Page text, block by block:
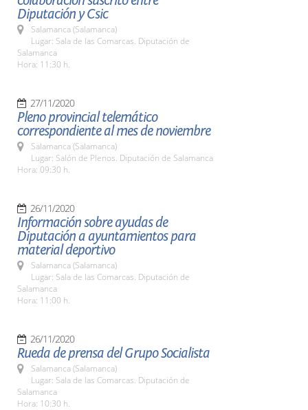
Diputación y Csic
Salamanca (Salamanca)
Lugar: Sala de las Comarcas. Diputación de
Salamanca
Hora: 11:30 h.
27/11/2020
Pleno provincial telemático
correspondiente al mes de noviembre
Salamanca (Salamanca)
Lugar: Salón de Plenos. Diputación de Salamanca
Hora: 09:30 h.
26/11/2020
Información sobre ayudas de
Diputación a ayuntamientos para
material deportivo
Salamanca (Salamanca)
Lugar: Sala de las Comarcas. Diputación de
Salamanca
Hora: 11:00 h.
26/11/2020
Rueda de prensa del Grupo Socialista
Salamanca (Salamanca)
Lugar: Sala de las Comarcas. Diputación de
Salamanca
Hora: 10:30 h.